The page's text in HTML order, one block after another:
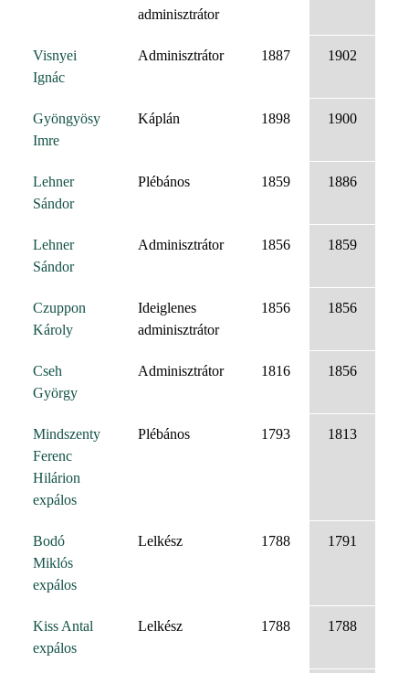
adminisztrátor
Visnyei
Ignác
Adminisztrátor 1887 1902
Gyöngyösy
Imre
Káplán 1898 1900
Lehner
Sándor
Plébános 1859 1886
Lehner
Sándor
Adminisztrátor 1856 1859
Czuppon
Károly
Ideiglenes
adminisztrátor
1856 1856
Cseh
György
Adminisztrátor 1816 1856
Mindszenty
Ferenc
Hilárion
expálos
Plébános 1793 1813
Bodó
Miklós
expálos
Lelkész 1788 1791
Kiss Antal
expálos
Lelkész 1788 1788